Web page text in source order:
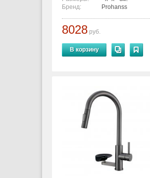
Бренд:
Prohanss
8028 руб.
В корзину